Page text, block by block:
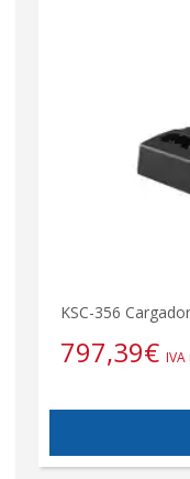
KSC-356
797,39€